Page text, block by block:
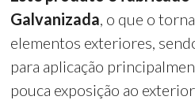
Galvanizada, o que o
elementos exteriores,
para aplicação
pouca exposição ao